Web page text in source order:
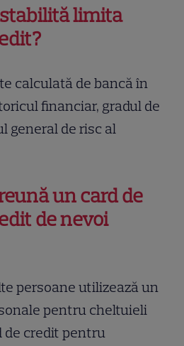
limita
calculată de bancă în
financiar, gradul de
general de risc al
un card de
de nevoi
persoane utilizează un
pentru cheltuieli
de credit pentru